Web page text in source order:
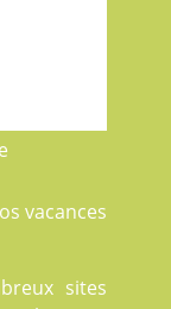
vacances
sites